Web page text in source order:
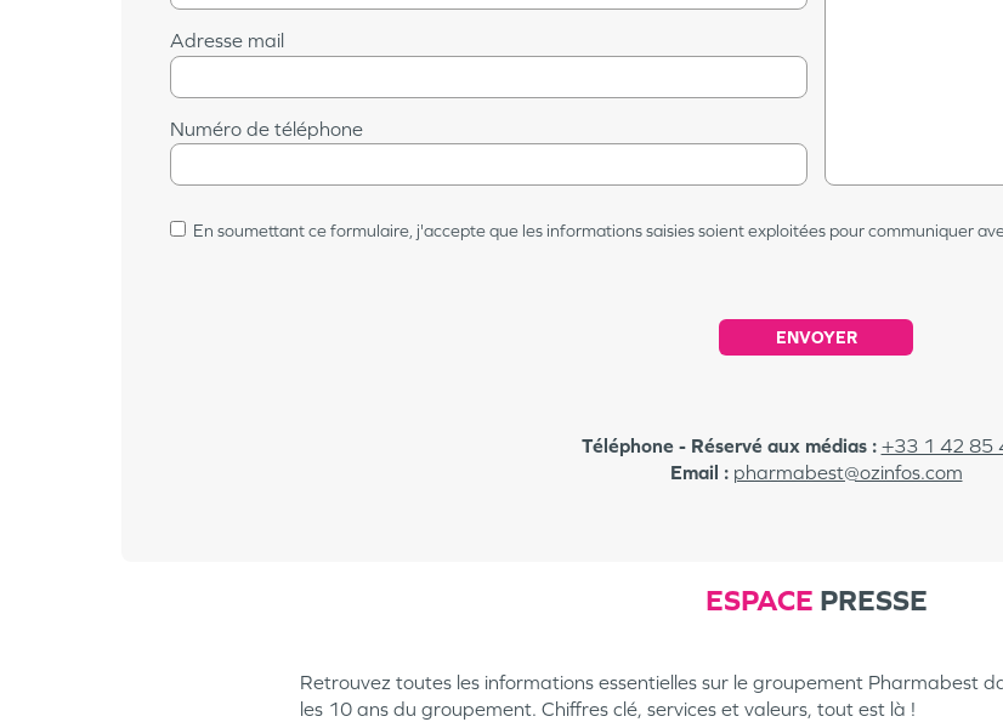
Adresse mail
Numéro de téléphone
En soumettant ce formulaire, j'accepte que les informations saisies soient exploitées pour communiquer
ENVOYER
Téléphone - Réservé aux médias : +33 1 42 85
Email : pharmabest@ozinfos.com
ESPACE PRESSE
Retrouvez toutes les informations essentielles sur le groupement Pharmabest
les 10 ans du groupement. Chiffres clé, services et valeurs, tout est là !